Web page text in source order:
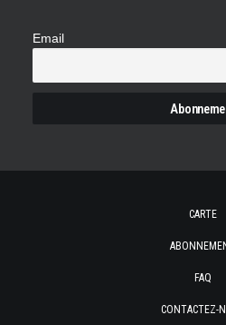
Email
CARTE
FAQ
CONTACTEZ-